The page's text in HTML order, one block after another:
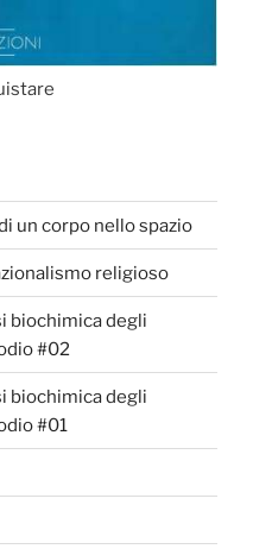
un corpo nello spazio
religioso
biochimica degli
#02
biochimica degli
#01